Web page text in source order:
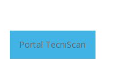
Portal TecniScan